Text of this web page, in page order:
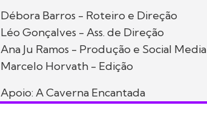
Débora Barros - Roteiro e Direção
Léo Gonçalves - Ass. de Direção
Ana Ju Ramos - Produção e Social Media
Marcelo Horvath - Edição
Apoio: A Caverna Encantada